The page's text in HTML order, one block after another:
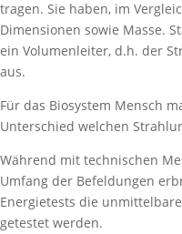
tragen. Sie haben, im
Dimensionen sowie Masse.
ein Volumenleiter, d.h. der
aus.
Für das Biosystem Mensch
Unterschied welchen
Während mit technischen
Umfang der Befeldungen
Energietests die
getestet werden.